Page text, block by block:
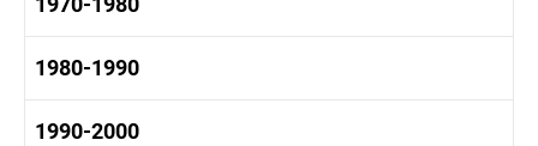
1970-1980 тарих
1980-1990
1980-1990 тарих
1990-2000